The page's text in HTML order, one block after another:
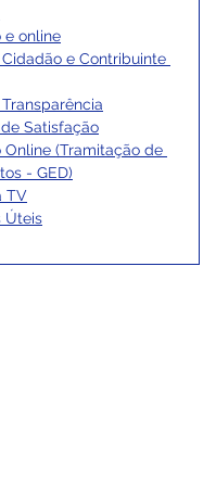
e online
e Contribuinte
Satisfação
Online (Tramitação de
- GED)
TV
Úteis